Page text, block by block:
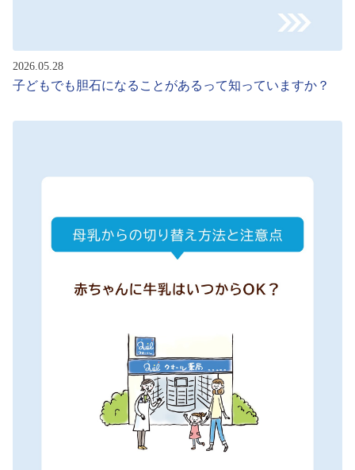
2026.05.28
子どもでも胆石になることがあるって知っていますか？